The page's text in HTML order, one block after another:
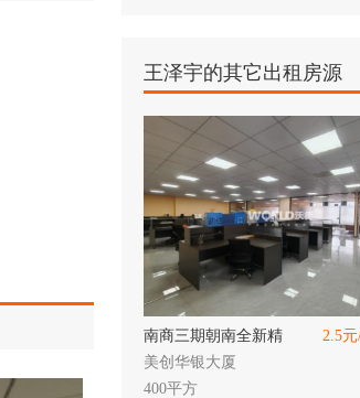
王泽宇的其它出租房源
南商三期朝南全新精
2.5
美创华银大厦
400平方